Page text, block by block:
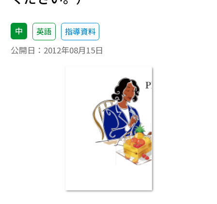
中 英語 指導資料
公開日： 2012年08月15日